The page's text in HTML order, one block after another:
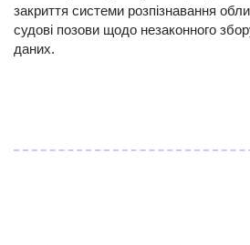
закриття системи розпізнавання
судові позови щодо незаконного
даних.